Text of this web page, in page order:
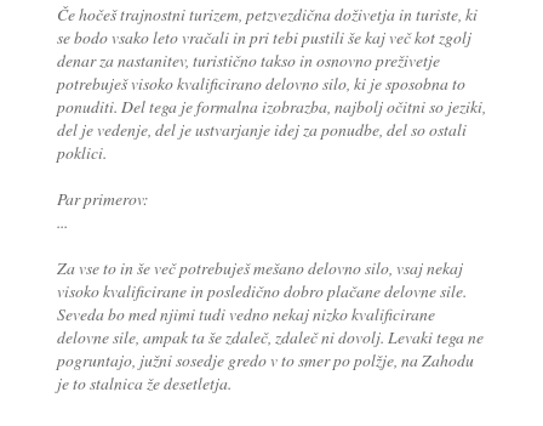
Če hočeš trajnostni turizem, petzvezdična doživetja in turiste, ki
se bodo vsako leto vračali in pri tebi pustili še kaj več kot zgolj
denar za nastanitev, turistično takso in osnovno preživetje
potrebuješ visoko kvalificirano delovno silo, ki je sposobna to
ponuditi. Del tega je formalna izobrazba, najbolj očitni so jeziki,
del je vedenje, del je ustvarjanje idej za ponudbe, del so ostali
poklici.
Par primerov:
...
Za vse to in še več potrebuješ mešano delovno silo, vsaj nekaj
visoko kvalificirane in posledično dobro plačane delovne sile.
Seveda bo med njimi tudi vedno nekaj nizko kvalificirane
delovne sile, ampak ta še zdaleč, zdaleč ni dovolj. Levaki tega ne
pogruntajo, južni sosedje gredo v to smer po polžje, na Zahodu
je to stalnica že desetletja.